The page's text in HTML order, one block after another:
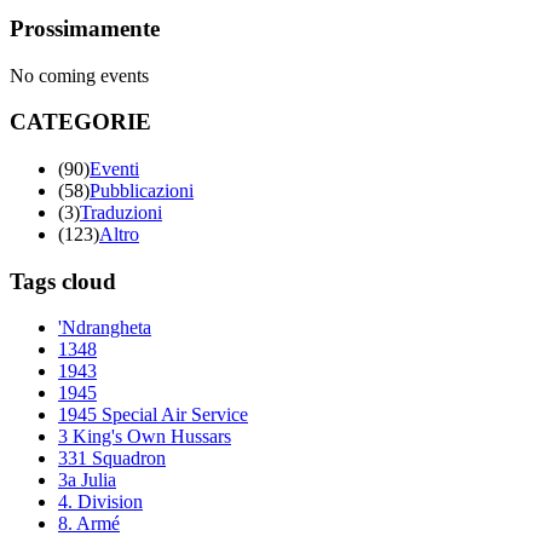
Prossimamente
No coming events
CATEGORIE
(90)Eventi
(58)Pubblicazioni
(3)Traduzioni
(123)Altro
Tags cloud
'Ndrangheta
1348
1943
1945
1945 Special Air Service
3 King's Own Hussars
331 Squadron
3a Julia
4. Division
8. Armé